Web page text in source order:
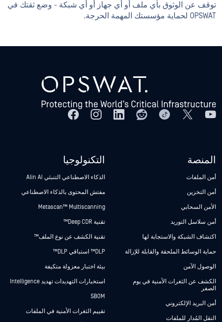
توقف عن الوثوق بأي ملف أو أي جهاز أو أي شبكة - وضع ثقتك في
OPSWAT لحماية مؤسستك المهمة الحرجة.
المنصة
أمن الملفات
أمن التخزين
الأمن السحابي
أمن سلاسل التوريد
اكتشاف الشبكة والاستجابة لها
حماية الوسائط الملحقة والقابلة للإزالة
الوصول الآمن
الكشف عن الثغرات الأمنية في يوم
الصفر
أمن البريد الإلكتروني
النقل المُدار للملفات
التكنولوجيا
الذكاء الاصطناعي التنبئي Alin AI
مفتش المحتوى بالذكاء الاصطناعي
Metascan™ Multiscanning
تقنية Deep CDR™
تقنية الكشف عن نوع الملف™
DLP™ استباقي DLP™
بيئة اختبار معزولة متكيفة
استخبارات التهديدات تهديد Intelligence
SBOM
تقييم الثغرات الأمنية في الملفات